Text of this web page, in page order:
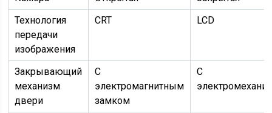
Технология
передачи
изображения
CRT LCD
Закрывающий
механизм
двери
С
электромагнитным
замком
С